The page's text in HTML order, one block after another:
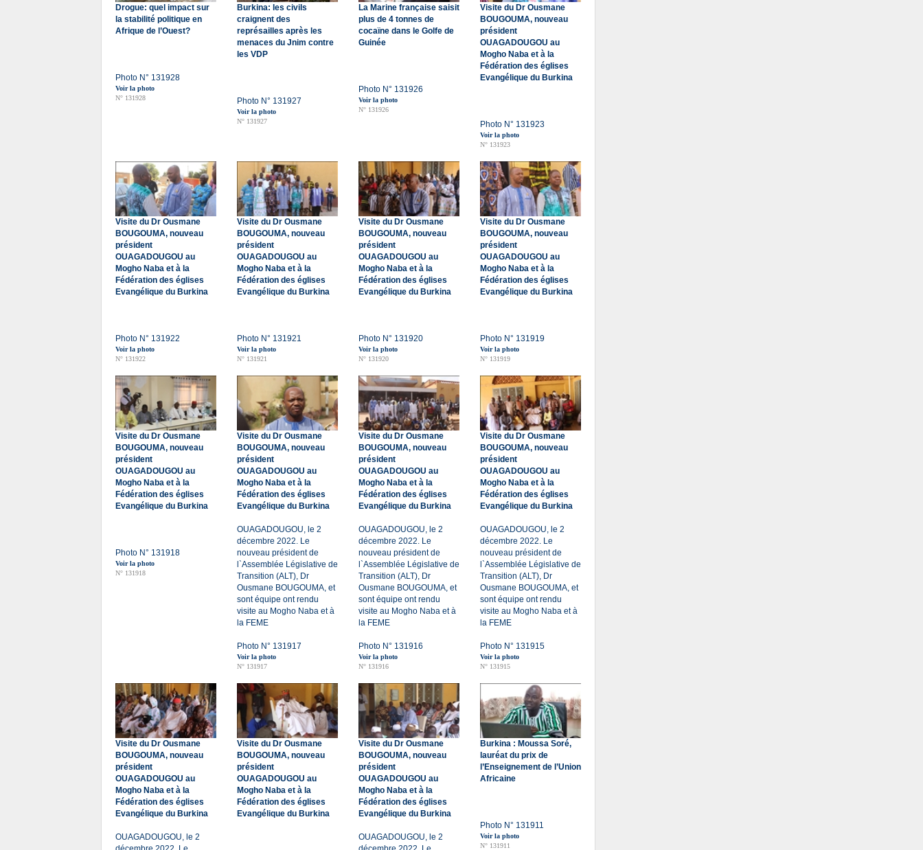
Drogue: quel impact sur
la stabilité politique en
Afrique de l’Ouest?
Photo N° 131928
Voir la photo
N° 131928
Burkina: les civils
craignent des
représailles après les
menaces du Jnim contre
les VDP
Photo N° 131927
Voir la photo
N° 131927
La Marine française saisit
plus de 4 tonnes de
cocaïne dans le Golfe de
Guinée
Photo N° 131926
Voir la photo
N° 131926
Visite du Dr Ousmane
BOUGOUMA, nouveau
président
OUAGADOUGOU au
Mogho Naba et à la
Fédération des églises
Evangélique du Burkina
Photo N° 131923
Voir la photo
N° 131923
Visite du Dr Ousmane
BOUGOUMA, nouveau
président
OUAGADOUGOU au
Mogho Naba et à la
Fédération des églises
Evangélique du Burkina
Photo N° 131922
Voir la photo
N° 131922
Visite du Dr Ousmane
BOUGOUMA, nouveau
président
OUAGADOUGOU au
Mogho Naba et à la
Fédération des églises
Evangélique du Burkina
Photo N° 131921
Voir la photo
N° 131921
Visite du Dr Ousmane
BOUGOUMA, nouveau
président
OUAGADOUGOU au
Mogho Naba et à la
Fédération des églises
Evangélique du Burkina
Photo N° 131920
Voir la photo
N° 131920
Visite du Dr Ousmane
BOUGOUMA, nouveau
président
OUAGADOUGOU au
Mogho Naba et à la
Fédération des églises
Evangélique du Burkina
Photo N° 131919
Voir la photo
N° 131919
Visite du Dr Ousmane
BOUGOUMA, nouveau
président
OUAGADOUGOU au
Mogho Naba et à la
Fédération des églises
Evangélique du Burkina
Photo N° 131918
Voir la photo
N° 131918
Visite du Dr Ousmane
BOUGOUMA, nouveau
président
OUAGADOUGOU au
Mogho Naba et à la
Fédération des églises
Evangélique du Burkina
OUAGADOUGOU, le 2
décembre 2022. Le
nouveau président de
l`Assemblée Législative de
Transition (ALT), Dr
Ousmane BOUGOUMA, et
sont équipe ont rendu
visite au Mogho Naba et à
la FEME
Photo N° 131917
Voir la photo
N° 131917
Visite du Dr Ousmane
BOUGOUMA, nouveau
président
OUAGADOUGOU au
Mogho Naba et à la
Fédération des églises
Evangélique du Burkina
OUAGADOUGOU, le 2
décembre 2022. Le
nouveau président de
l`Assemblée Législative de
Transition (ALT), Dr
Ousmane BOUGOUMA, et
sont équipe ont rendu
visite au Mogho Naba et à
la FEME
Photo N° 131916
Voir la photo
N° 131916
Visite du Dr Ousmane
BOUGOUMA, nouveau
président
OUAGADOUGOU au
Mogho Naba et à la
Fédération des églises
Evangélique du Burkina
OUAGADOUGOU, le 2
décembre 2022. Le
nouveau président de
l`Assemblée Législative de
Transition (ALT), Dr
Ousmane BOUGOUMA, et
sont équipe ont rendu
visite au Mogho Naba et à
la FEME
Photo N° 131915
Voir la photo
N° 131915
Visite du Dr Ousmane
BOUGOUMA, nouveau
président
OUAGADOUGOU au
Mogho Naba et à la
Fédération des églises
Evangélique du Burkina
OUAGADOUGOU, le 2
Visite du Dr Ousmane
BOUGOUMA, nouveau
président
OUAGADOUGOU au
Mogho Naba et à la
Fédération des églises
Evangélique du Burkina
Visite du Dr Ousmane
BOUGOUMA, nouveau
président
OUAGADOUGOU au
Mogho Naba et à la
Fédération des églises
Evangélique du Burkina
OUAGADOUGOU, le 2
Burkina : Moussa Soré,
lauréat du prix de
l’Enseignement de l’Union
Africaine
Photo N° 131911
Voir la photo
N° 131911